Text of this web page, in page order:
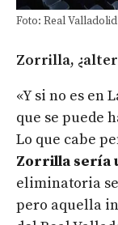
Foto: Real Valladolid
Zorrilla,
«Y si no es en
que se puede
Lo que cabe
Zorrilla sería
eliminatoria
pero aquella